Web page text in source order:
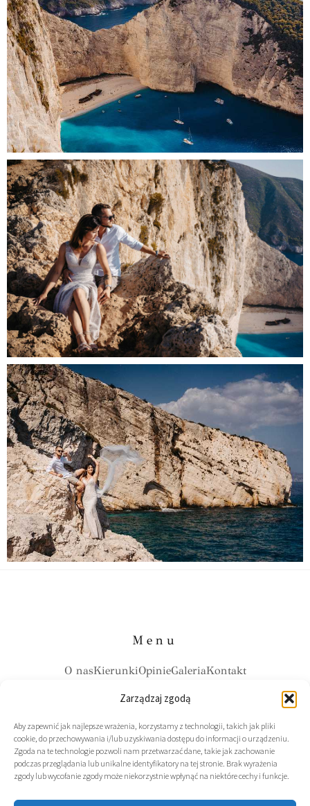
Zarządzaj zgodą
Aby zapewnić jak najlepsze wrażenia, korzystamy z technologii, takich jak pliki
cookie, do przechowywania i/lub uzyskiwania dostępu do informacji o urządzeniu.
Zgoda na te technologie pozwoli nam przetwarzać dane, takie jak zachowanie
podczas przeglądania lub unikalne identyfikatory na tej stronie. Brak wyrażenia
zgody lub wycofanie zgody może niekorzystnie wpłynąć na niektóre cechy i funkcje.
Menu
O nasKierunkiOpinieGaleriaKontakt
Kontakt
+48726627692
biuro@weselezagranica.pl